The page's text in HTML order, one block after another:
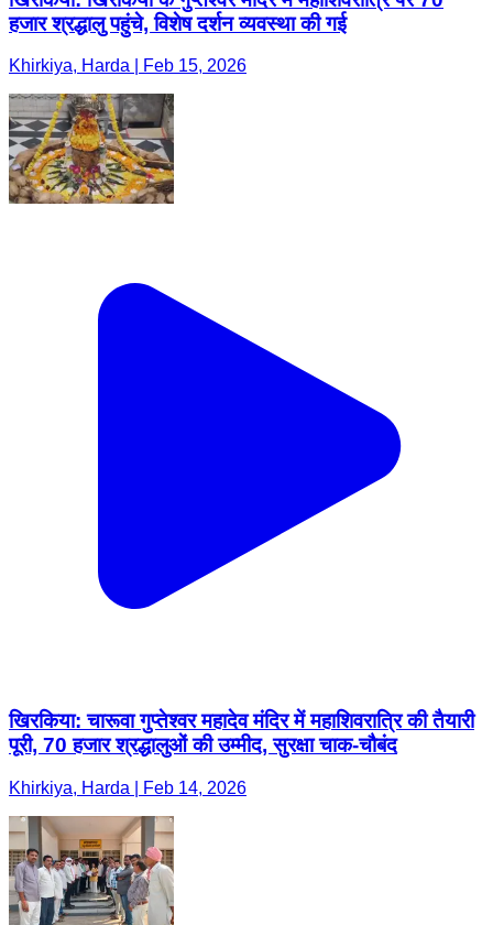
हजार श्रद्धालु पहुंचे, विशेष दर्शन व्यवस्था की गई
Khirkiya, Harda | Feb 15, 2026
खिरकिया: चारूवा गुप्तेश्वर महादेव मंदिर में महाशिवरात्रि की तैयारी
पूरी, 70 हजार श्रद्धालुओं की उम्मीद, सुरक्षा चाक-चौबंद
Khirkiya, Harda | Feb 14, 2026